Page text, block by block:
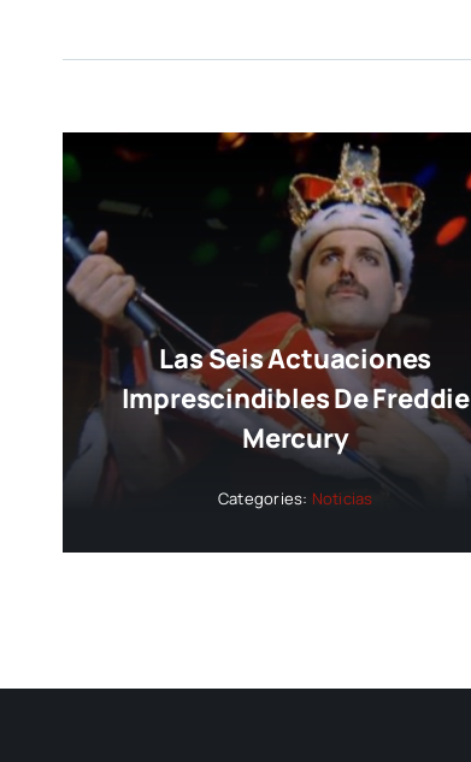
Las Seis Actuaciones
Imprescindibles De Freddie
Mercury
Categories: Noticias